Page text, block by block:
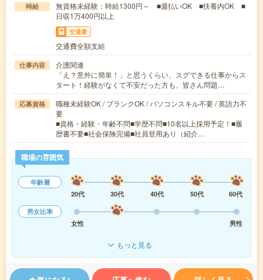
時給
無資格未経験：時給1300円～ ■週払いOK ■扶養内OK ■
日収1万400円以上
交通費
交通費全額支給
仕事内容
介護関連
「え？意外に簡単！」と思うくらい、スグできる仕事からス
タート！経験がなくて不安だった方も、皆さん問題…
応募資格
職種未経験OK / ブランクOK / パソコンスキル不要 / 英語力不
要
■資格・経験・年齢不問■学歴不問■10名以上採用予定！■履
歴書不要■社会保険完備■社員登用あり（紹介…
職場の雰囲気
年齢層
20代
30代 40代 50代
60代
男女比率
女性
男性
もっと見る